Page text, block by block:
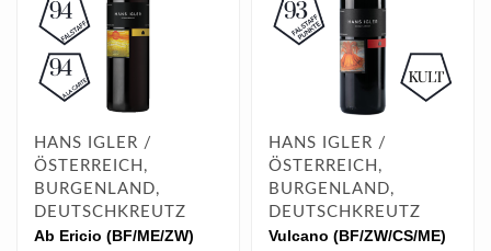
HANS IGLER /
ÖSTERREICH,
BURGENLAND,
DEUTSCHKREUTZ
Ab Ericio (BF/ME/ZW)
HANS IGLER /
ÖSTERREICH,
BURGENLAND,
DEUTSCHKREUTZ
Vulcano (BF/ZW/CS/ME)